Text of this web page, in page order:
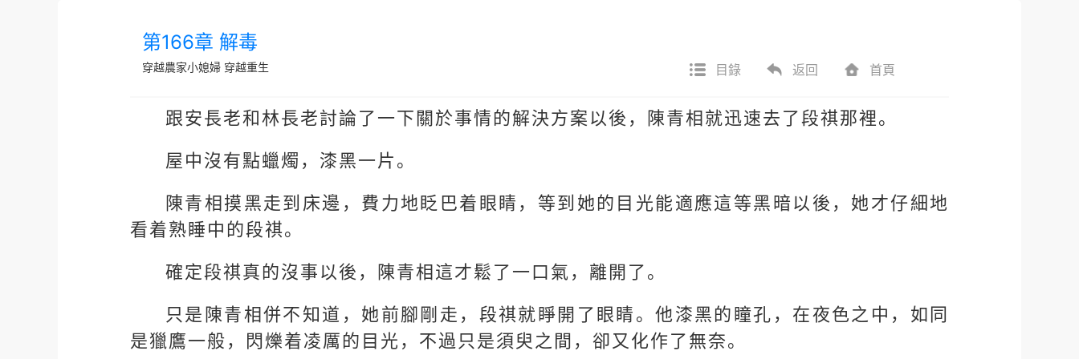
第166章 解毒
穿越農家小媳婦 穿越重生 目錄 返回 首頁
跟安長老和林長老討論了一下關於事情的解決方案以後，陳青相就迅速去了段祺那裡。
屋中沒有點蠟燭，漆黑一片。
陳青相摸黑走到床邊，費力地眨巴着眼睛，等到她的目光能適應這等黑暗以後，她才仔細地
看着熟睡中的段祺。
確定段祺真的沒事以後，陳青相這才鬆了一口氣，離開了。
只是陳青相併不知道，她前腳剛走，段祺就睜開了眼睛。他漆黑的瞳孔，在夜色之中，如同
是獵鷹一般，閃爍着凌厲的目光，不過只是須臾之間，卻又化作了無奈。